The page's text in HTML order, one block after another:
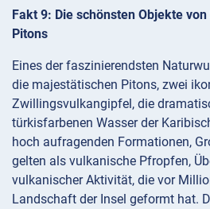
Fakt 9: Die schönsten Objekte
Pitons
Eines der faszinierendsten
die majestätischen Pitons, zwei
Zwillingsvulkangipfel, die
türkisfarbenen Wasser der
hoch aufragenden Formationen,
gelten als vulkanische Pfropfen,
vulkanischer Aktivität, die vor
Landschaft der Insel geformt hat.